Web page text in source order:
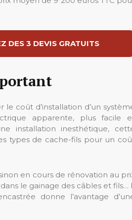
DES 3 DEVIS GRATUITS
coût d’installation d’un
apparente, plus facile
installation inesthétique,
types de cache-fils pour un
en cours de rénovation au
le gainage des câbles et fils…
donne l’avantage